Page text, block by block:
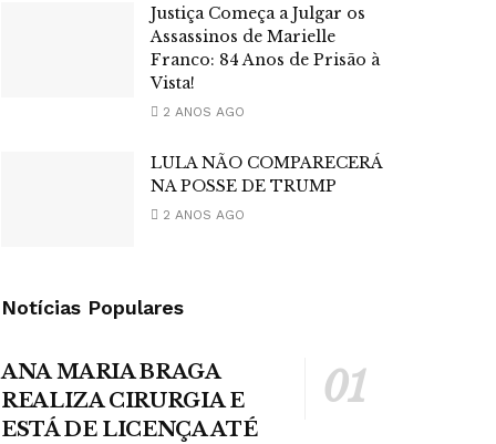
Justiça Começa a Julgar os
Assassinos de Marielle
Franco: 84 Anos de Prisão à
Vista!
2 ANOS AGO
LULA NÃO COMPARECERÁ
NA POSSE DE TRUMP
2 ANOS AGO
Notícias Populares
ANA MARIA BRAGA
REALIZA CIRURGIA E
ESTÁ DE LICENÇA ATÉ